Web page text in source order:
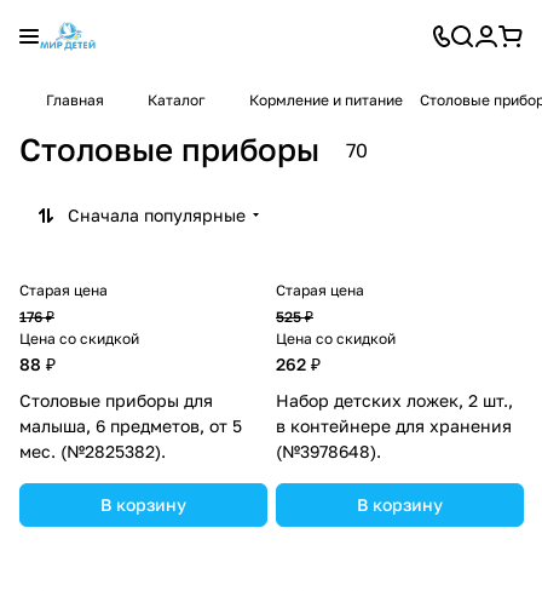
Главная Каталог Кормление и питание Столовые
Столовые приборы 70
Сначала популярные
Старая цена
176 ₽
Цена со скидкой
88 ₽
Столовые приборы для
малыша, 6 предметов, от 5
мес. (№2825382).
В корзину
Старая цена
525 ₽
Цена со скидкой
262 ₽
Набор детских ложек, 2 шт.,
в контейнере для хранения
(№3978648).
В корзину